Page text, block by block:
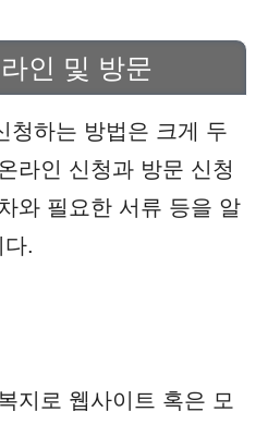
인 및 방문
청하는 방법은 크게 두
라인 신청과 방문 신청
와 필요한 서류 등을 알
.
지로 웹사이트 혹은 모